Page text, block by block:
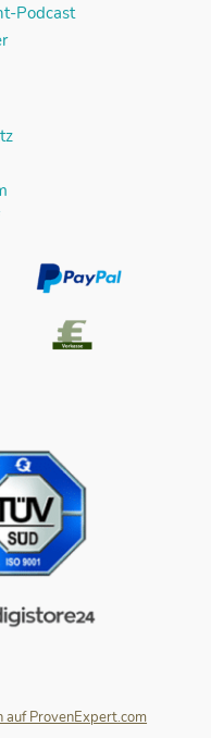
Podcast
auf ProvenExpert.com